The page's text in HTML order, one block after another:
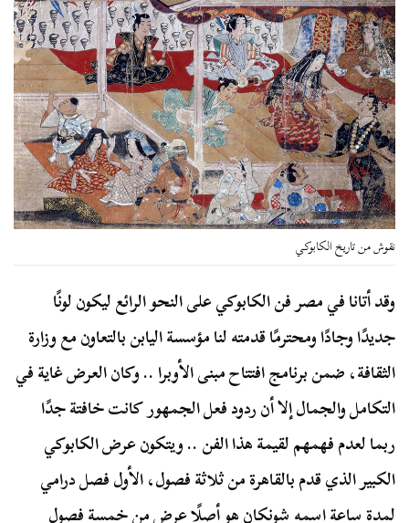
نقوش من تاريخ الكابوكي
وقد أتانا في مصر فن الكابوكي على النحو الرائع ليكون لونًا
جديدًا وجادًا ومحترمًا قدمته لنا مؤسسة اليابن بالتعاون مع وزارة
الثقافة، ضمن برنامج افتتاح مبنى الأوبرا .. وكان العرض غاية في
التكامل والجمال إلا أن ردود فعل الجمهور كانت خافتة جدًا
ربما لعدم فهمهم لقيمة هذا الفن .. ويتكون عرض الكابوكي
الكبير الذي قدم بالقاهرة من ثلاثة فصول، الأول فصل درامي
لمدة ساعة اسمه شونكان هو أصلًا عرض من خمسة فصول